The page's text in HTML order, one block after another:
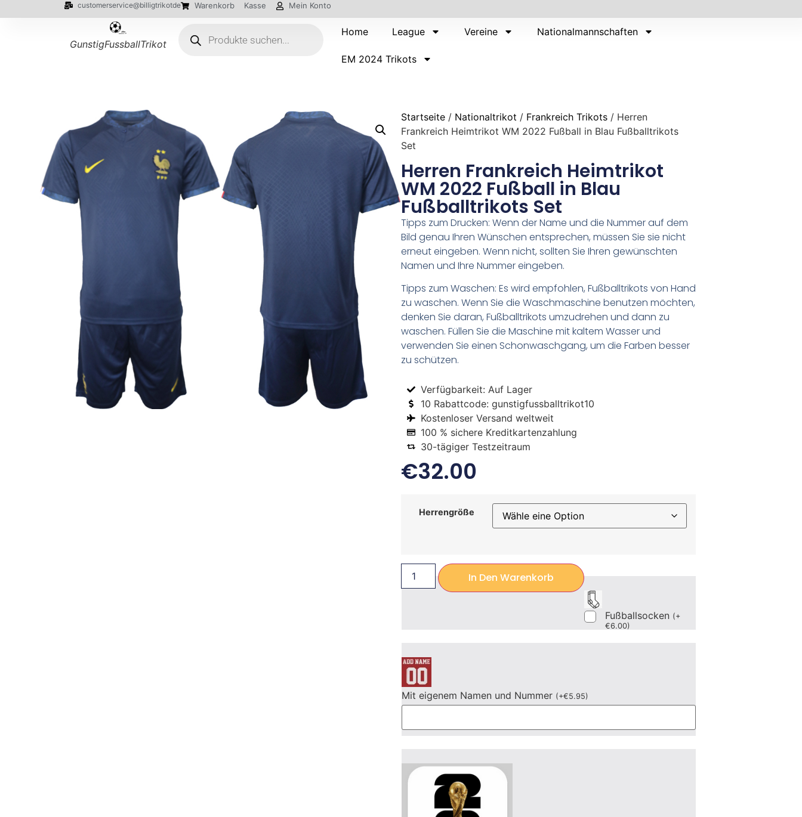
customerservice@billigtrikotde Warenkorb Kasse Mein Konto
GunstigFussballTrikot
Home League Vereine Nationalmannschaften
EM 2024 Trikots
Startseite / Nationaltrikot / Frankreich Trikots / Herren
Frankreich Heimtrikot WM 2022 Fußball in Blau Fußballtrikots
Set
Herren Frankreich Heimtrikot
WM 2022 Fußball in Blau
Fußballtrikots Set
Tipps zum Drucken: Wenn der Name und die Nummer auf dem
Bild genau Ihren Wünschen entsprechen, müssen Sie sie nicht
erneut eingeben. Wenn nicht, sollten Sie Ihren gewünschten
Namen und Ihre Nummer eingeben.
Tipps zum Waschen: Es wird empfohlen, Fußballtrikots von Hand
zu waschen. Wenn Sie die Waschmaschine benutzen möchten,
denken Sie daran, Fußballtrikots umzudrehen und dann zu
waschen. Füllen Sie die Maschine mit kaltem Wasser und
verwenden Sie einen Schonwaschgang, um die Farben besser
zu schützen.
Verfügbarkeit: Auf Lager
10 Rabattcode: gunstigfussballtrikot10
Kostenloser Versand weltweit
100 % sichere Kreditkartenzahlung
30-tägiger Testzeitraum
€32.00
Herrengröße
In Den Warenkorb
Fußballsocken (+
€6.00)
Mit eigenem Namen und Nummer (+€5.95)